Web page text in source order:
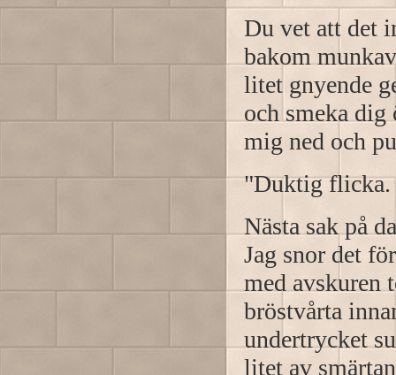
Du vet att det
bakom
litet gnyende
och smeka dig
mig ned och
"Duktig flicka.
Nästa sak på
Jag snor det
med avskuren
bröstvårta
undertrycket
litet av